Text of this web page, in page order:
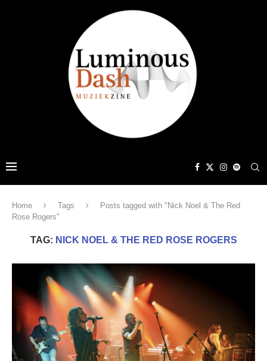
Home Tags
Posts tagged with "Nick Noel & The Red
Rose Rogers"
TAG: NICK NOEL & THE RED ROSE ROGERS